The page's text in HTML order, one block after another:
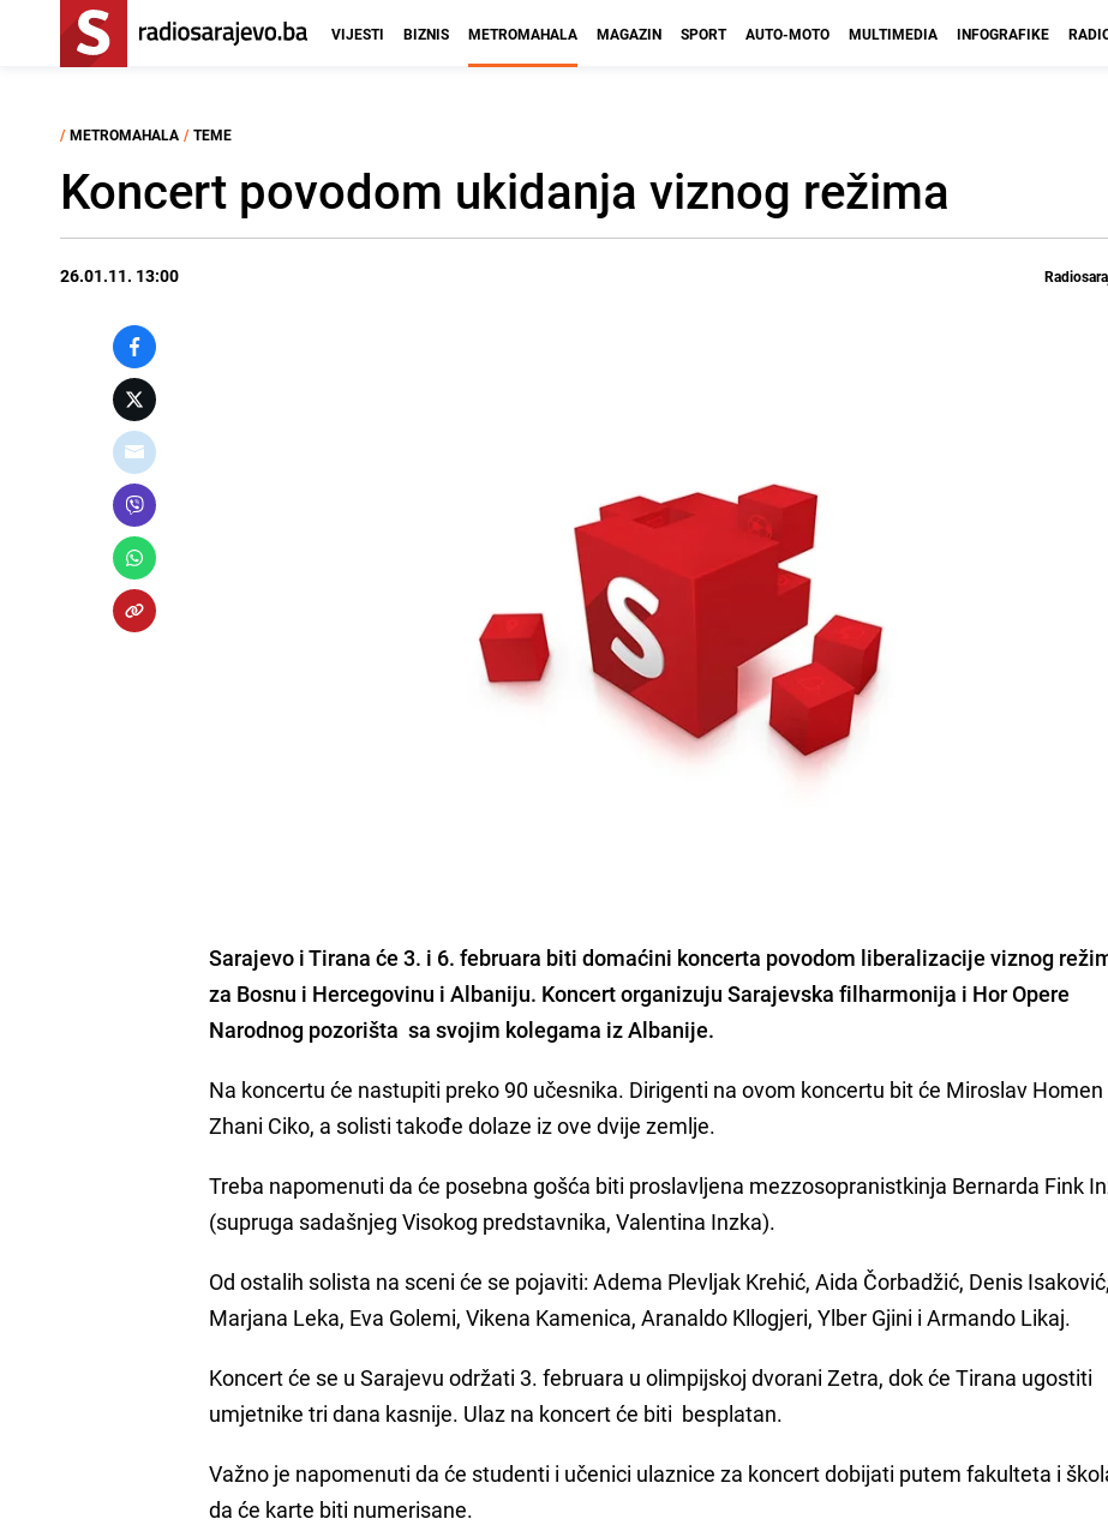
VIJESTI BIZNIS METROMAHALA MAGAZIN SPORT AUTO-MOTO MULTIMEDIA INFOGRAFIKE
/ METROMAHALA / TEME
Koncert povodom ukidanja viznog režima
26.01.11. 13:00
Sarajevo i Tirana će 3. i 6. februara biti domaćini koncerta povodom liberalizacije viznog
za Bosnu i Hercegovinu i Albaniju. Koncert organizuju Sarajevska filharmonija i Hor Opere
Narodnog pozorišta sa svojim kolegama iz Albanije.
Na koncertu će nastupiti preko 90 učesnika. Dirigenti na ovom koncertu bit će Miroslav Homen
Zhani Ciko, a solisti takođe dolaze iz ove dvije zemlje.
Treba napomenuti da će posebna gošća biti proslavljena mezzosopranistkinja Bernarda Fink
(supruga sadašnjeg Visokog predstavnika, Valentina Inzka).
Od ostalih solista na sceni će se pojaviti: Adema Plevljak Krehić, Aida Čorbadžić, Denis Isaković,
Marjana Leka, Eva Golemi, Vikena Kamenica, Aranaldo Kllogjeri, Ylber Gjini i Armando Likaj.
Koncert će se u Sarajevu održati 3. februara u olimpijskoj dvorani Zetra, dok će Tirana ugostiti
umjetnike tri dana kasnije. Ulaz na koncert će biti besplatan.
Važno je napomenuti da će studenti i učenici ulaznice za koncert dobijati putem fakulteta i
da će karte biti numerisane.